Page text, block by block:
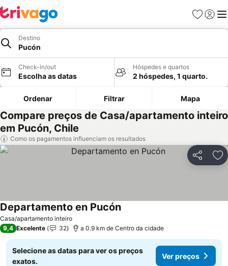
Favoritos
Iniciar
Destino
Pucón
Check-in/out
Escolha as datas
Hóspedes e quartos
2 hóspedes, 1 quarto.
Ordenar Filtrar Mapa
Compare preços de Casa/apartamento inteiro
em Pucón, Chile
Como os pagamentos influenciam os resultados
Partilhar
Casa/apartamento inteiro
Departamento en Pucón
9,4 Excelente 32 a 0.9 km de Centro da cidade
Selecione as datas para ver os preços
exatos.
Ver preços